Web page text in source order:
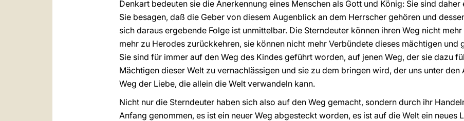
Denkart bedeuten sie die Anerkennung eines Menschen als Gott und König: Sie sind
Sie besagen, daß die Geber von diesem Augenblick an dem Herrscher gehören und
sich daraus ergebende Folge ist unmittelbar. Die Sterndeuter können ihren Weg nicht
mehr zu Herodes zurückkehren, sie können nicht mehr Verbündete dieses mächtigen und
Sie sind für immer auf den Weg des Kindes geführt worden, auf jenen Weg, der sie dazu
Mächtigen dieser Welt zu vernachlässigen und sie zu dem bringen wird, der uns unter den
Weg der Liebe, die allein die Welt verwandeln kann.
Nicht nur die Sterndeuter haben sich also auf den Weg gemacht, sondern durch ihr
Anfang genommen, es ist ein neuer Weg abgesteckt worden, es ist auf die Welt ein neues